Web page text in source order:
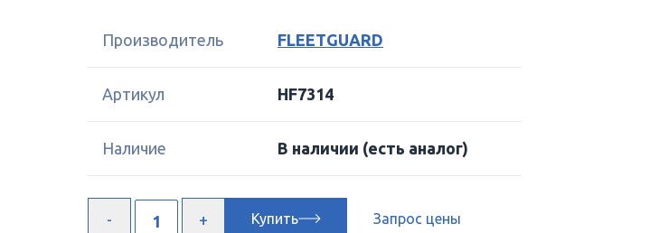
Производитель FLEETGUARD
Артикул HF7314
Наличие В наличии (есть аналог)
Купить Запрос цены